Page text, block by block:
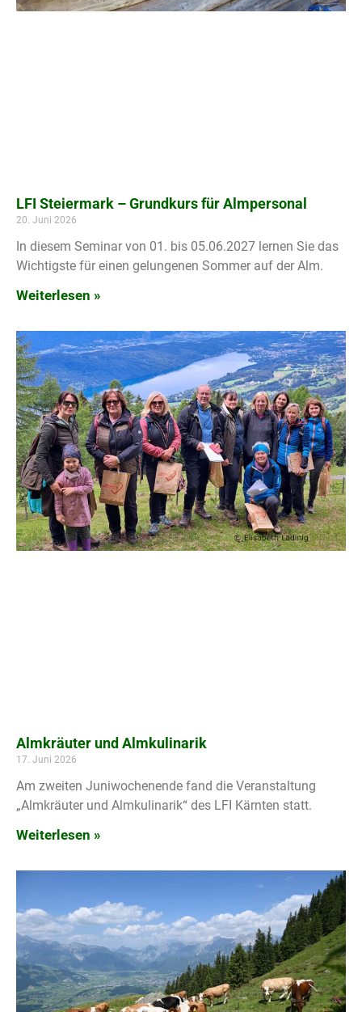
LFI Steiermark – Grundkurs für Almpersonal
20. Juni 2026
In diesem Seminar von 01. bis 05.06.2027 lernen Sie das
Wichtigste für einen gelungenen Sommer auf der Alm.
Weiterlesen »
Almkräuter und Almkulinarik
17. Juni 2026
Am zweiten Juniwochenende fand die Veranstaltung
„Almkräuter und Almkulinarik“ des LFI Kärnten statt.
Weiterlesen »